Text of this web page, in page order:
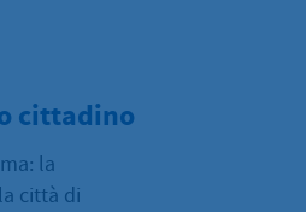
cittadino
la
città di